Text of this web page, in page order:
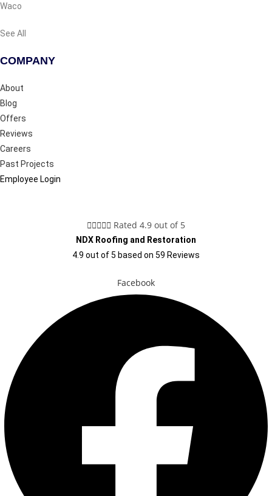
Waco
See All
COMPANY
About
Blog
Offers
Reviews
Careers
Past Projects
Employee Login
 Rated 4.9 out of 5
NDX Roofing and Restoration
4.9 out of5 based on 59 Reviews
Facebook